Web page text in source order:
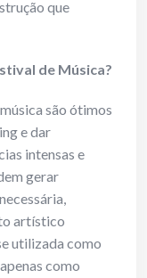
que
de Música?
são ótimos
e dar
intensas e
gerar
artístico
utilizada como
como